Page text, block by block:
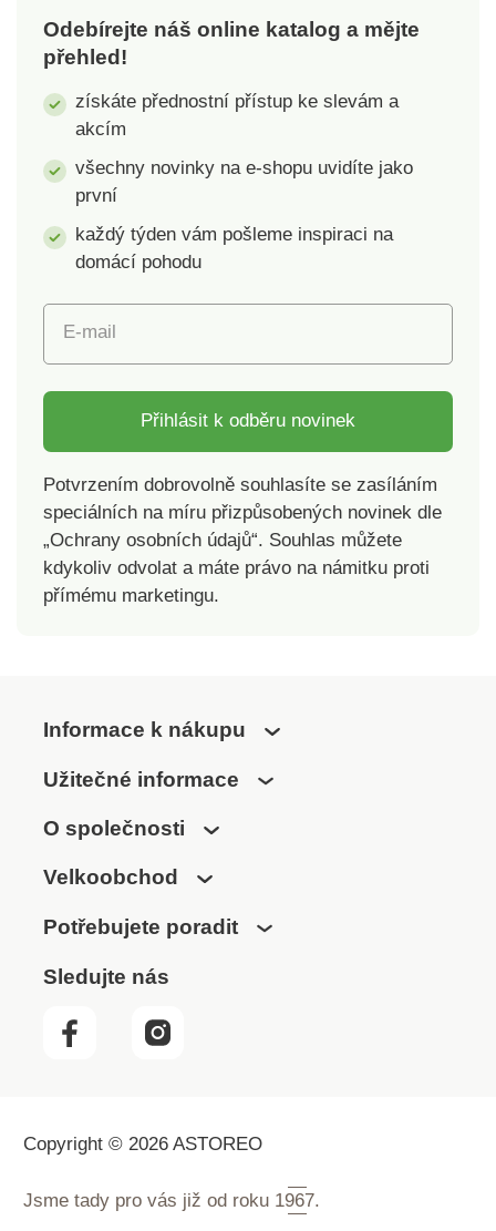
Lahev je tak akorát
veliká, aby se vešla
do tašky či batohu a
přitom nabídla
dostatek vody na
uhašení žízně. Lahev
je také možné
myčce nádobí.
Materiál: Tritan (bez
Rozměry: objem 1 l.
Odebírejte náš online katalog a mějte
přehled!
získáte přednostní přístup ke slevám a
akcím
všechny novinky na e-shopu uvidíte jako
první
každý týden vám pošleme inspiraci na
domácí pohodu
E-mail
Přihlásit k odběru novinek
Potvrzením dobrovolně souhlasíte se zasíláním
speciálních na míru přizpůsobených novinek dle
„Ochrany osobních údajů“. Souhlas můžete
kdykoliv odvolat a máte právo na námitku proti
přímému marketingu.
Informace k nákupu
Užitečné informace
O společnosti
Velkoobchod
Potřebujete poradit
Sledujte nás
Copyright © 2026 ASTOREO
Jsme tady pro vás již od roku 1967.